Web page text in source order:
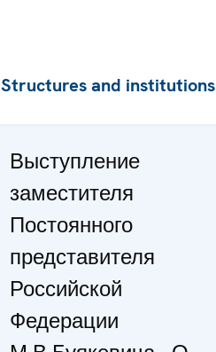
Structures and institutions
Выступление
заместителя
Постоянного
представителя
Российской
Федерации